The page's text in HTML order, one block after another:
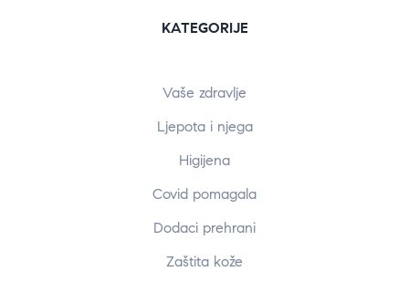
KATEGORIJE
Vaše zdravlje
Ljepota i njega
Higijena
Covid pomagala
Dodaci prehrani
Zaštita kože